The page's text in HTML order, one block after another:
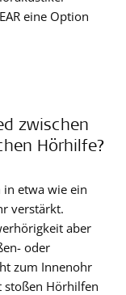
eine Option
zwischen
Hörhilfe?
etwa wie ein
verstärkt.
aber
oder
zum Innenohr
stoßen Hörhilfen